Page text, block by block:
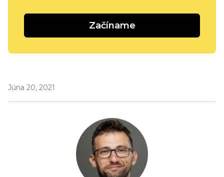
Začíname
Júna 20, 2021